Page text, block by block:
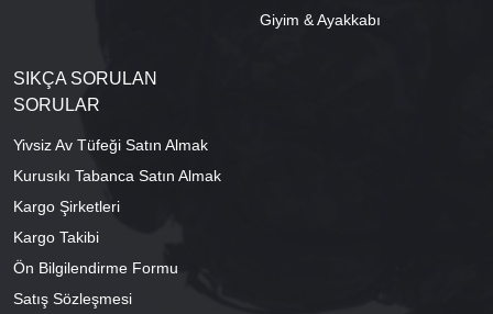
Giyim & Ayakkabı
SIKÇA SORULAN
SORULAR
Yivsiz Av Tüfeği Satın Almak
Kurusıkı Tabanca Satın Almak
Kargo Şirketleri
Kargo Takibi
Ön Bilgilendirme Formu
Satış Sözleşmesi